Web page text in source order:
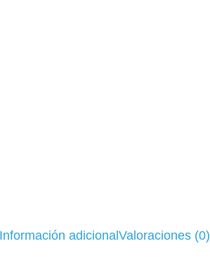
Información adicionalValoraciones (0)